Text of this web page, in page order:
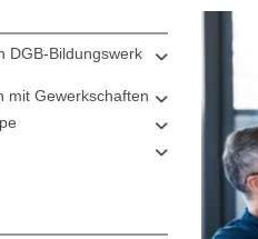
DGB-Bildungswerk
mit Gewerkschaften